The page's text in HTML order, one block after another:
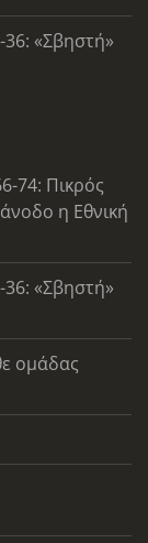
«Σβηστή»
74: Πικρός
η Εθνική
«Σβηστή»
ομάδας